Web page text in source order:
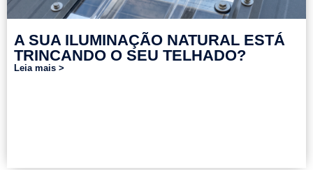
A SUA ILUMINAÇÃO NATURAL ESTÁ
TRINCANDO O SEU TELHADO?
Leia mais >